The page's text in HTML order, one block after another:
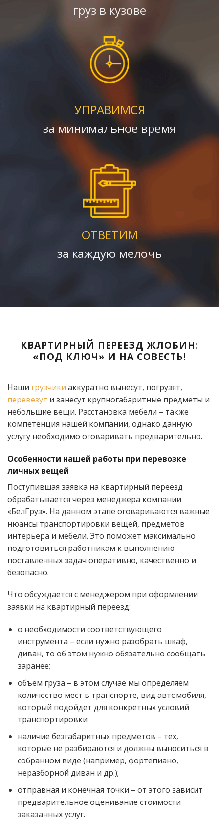
груз в кузове
УПРАВИМСЯ
за минимальное время
ОТВЕТИМ
за каждую мелочь
КВАРТИРНЫЙ ПЕРЕЕЗД ЖЛОБИН:
«ПОД КЛЮЧ» И НА СОВЕСТЬ!
Наши грузчики аккуратно вынесут, погрузят,
перевезут и занесут крупногабаритные предметы и
небольшие вещи. Расстановка мебели – также
компетенция нашей компании, однако данную
услугу необходимо оговаривать предварительно.
Особенности нашей работы при перевозке
личных вещей
Поступившая заявка на квартирный переезд
обрабатывается через менеджера компании
«БелГруз». На данном этапе оговариваются важные
нюансы транспортировки вещей, предметов
интерьера и мебели. Это поможет максимально
подготовиться работникам к выполнению
поставленных задач оперативно, качественно и
безопасно.
Что обсуждается с менеджером при оформлении
заявки на квартирный переезд:
о необходимости соответствующего
инструмента – если нужно разобрать шкаф,
диван, то об этом нужно обязательно сообщать
заранее;
объем груза – в этом случае мы определяем
количество мест в транспорте, вид автомобиля,
который подойдет для конкретных условий
транспортировки.
наличие безгабаритных предметов – тех,
которые не разбираются и должны выноситься в
собранном виде (например, фортепиано,
неразборной диван и др.);
отправная и конечная точки – от этого зависит
предварительное оценивание стоимости
заказанных услуг.